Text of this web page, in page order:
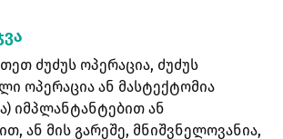
ძუძუს ოპერაცია, ძუძუს
ოპერაცია ან მასტექტომია
იმპლანტანტებით ან
ან მის გარეშე, მნიშვნელოვანია,